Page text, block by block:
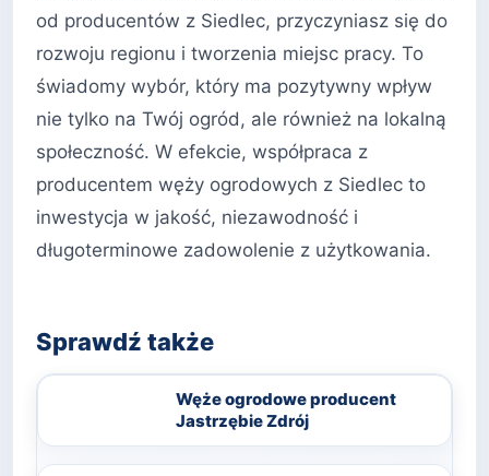
od producentów z Siedlec, przyczyniasz się do
rozwoju regionu i tworzenia miejsc pracy. To
świadomy wybór, który ma pozytywny wpływ
nie tylko na Twój ogród, ale również na lokalną
społeczność. W efekcie, współpraca z
producentem węży ogrodowych z Siedlec to
inwestycja w jakość, niezawodność i
długoterminowe zadowolenie z użytkowania.
Sprawdź także
Węże ogrodowe producent
Jastrzębie Zdrój